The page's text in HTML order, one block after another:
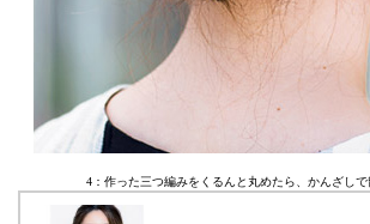
4：作った三つ編みをくるんと丸めたら、かんざしで